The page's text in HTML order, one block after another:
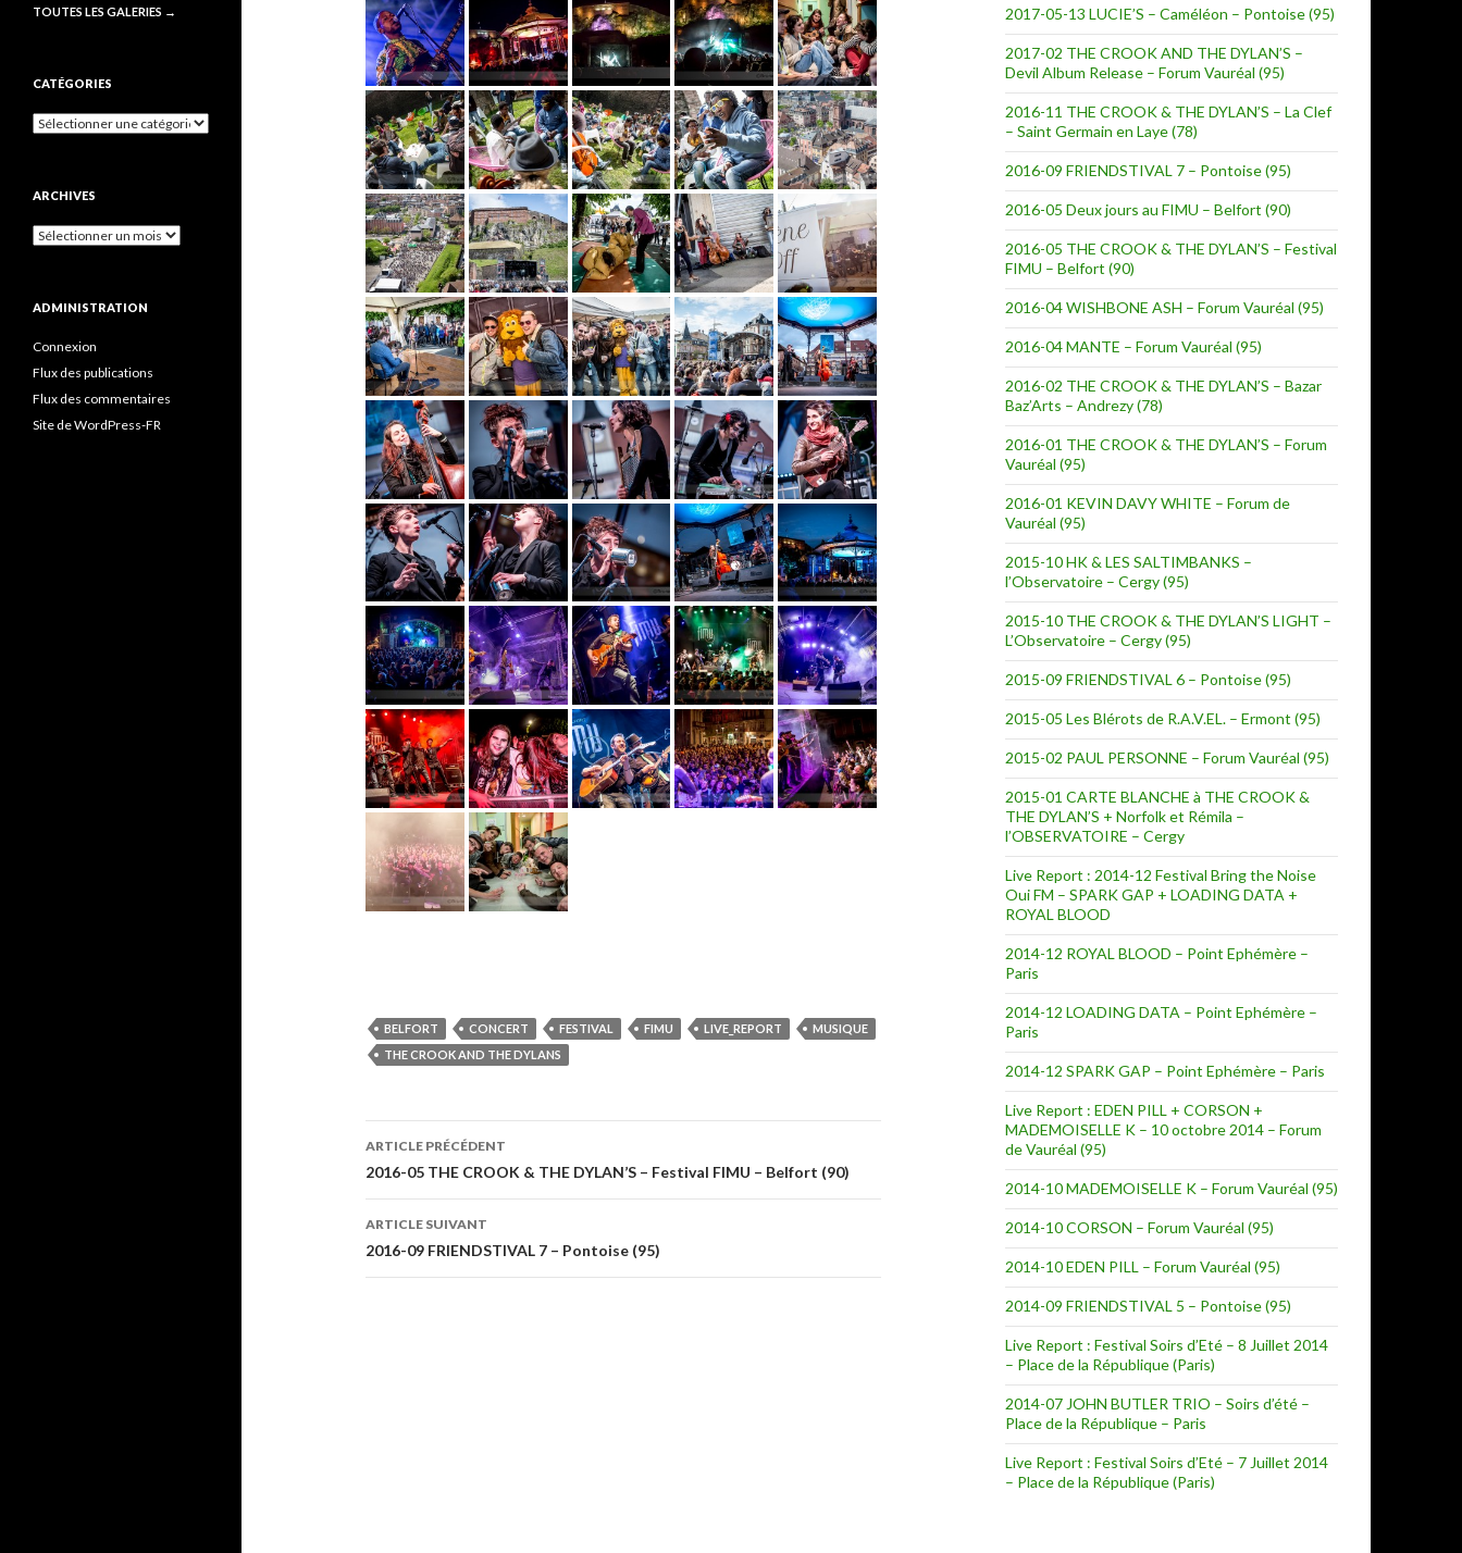
BELFORT CONCERT FESTIVAL FIMU LIVE_REPORT
MUSIQUE
THE CROOK AND THE DYLANS
Navigation
des
articles
ARTICLE PRÉCÉDENT
2016-05 THE CROOK & THE DYLAN’S – Festival FIMU – Belfort (90)
ARTICLE SUIVANT
2016-09 FRIENDSTIVAL 7 – Pontoise (95)
2017-05-13 LUCIE’S – Caméléon – Pontoise (95)
2017-02 THE CROOK AND THE DYLAN’S –
Devil Album Release – Forum Vauréal (95)
2016-11 THE CROOK & THE DYLAN’S – La Clef
– Saint Germain en Laye (78)
2016-09 FRIENDSTIVAL 7 – Pontoise (95)
2016-05 Deux jours au FIMU – Belfort (90)
2016-05 THE CROOK & THE DYLAN’S – Festival
FIMU – Belfort (90)
2016-04 WISHBONE ASH – Forum Vauréal (95)
2016-04 MANTE – Forum Vauréal (95)
2016-02 THE CROOK & THE DYLAN’S – Bazar
Baz’Arts – Andrezy (78)
2016-01 THE CROOK & THE DYLAN’S – Forum
Vauréal (95)
2016-01 KEVIN DAVY WHITE – Forum de
Vauréal (95)
2015-10 HK & LES SALTIMBANKS –
l’Observatoire – Cergy (95)
2015-10 THE CROOK & THE DYLAN’S LIGHT –
L’Observatoire – Cergy (95)
2015-09 FRIENDSTIVAL 6 – Pontoise (95)
2015-05 Les Blérots de R.A.V.EL. – Ermont (95)
2015-02 PAUL PERSONNE – Forum Vauréal (95)
2015-01 CARTE BLANCHE à THE CROOK &
THE DYLAN’S + Norfolk et Rémila –
l’OBSERVATOIRE – Cergy
Live Report : 2014-12 Festival Bring the Noise
Oui FM – SPARK GAP + LOADING DATA +
ROYAL BLOOD
2014-12 ROYAL BLOOD – Point Ephémère –
Paris
2014-12 LOADING DATA – Point Ephémère –
Paris
2014-12 SPARK GAP – Point Ephémère – Paris
Live Report : EDEN PILL + CORSON +
MADEMOISELLE K – 10 octobre 2014 – Forum
de Vauréal (95)
2014-10 MADEMOISELLE K – Forum Vauréal (95)
2014-10 CORSON – Forum Vauréal (95)
2014-10 EDEN PILL – Forum Vauréal (95)
2014-09 FRIENDSTIVAL 5 – Pontoise (95)
Live Report : Festival Soirs d’Eté – 8 Juillet 2014
– Place de la République (Paris)
2014-07 JOHN BUTLER TRIO – Soirs d’été –
Place de la République – Paris
Live Report : Festival Soirs d’Eté – 7 Juillet 2014
– Place de la République (Paris)
TOUTES LES GALERIES →
CATÉGORIES
Catégories
ARCHIVES
Archives
ADMINISTRATION
Connexion
Flux des publications
Flux des commentaires
Site de WordPress-FR